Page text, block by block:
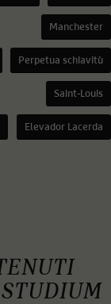
Manchester
Perpetua schiavitù
Saint-Louis
Elevador Lacerda